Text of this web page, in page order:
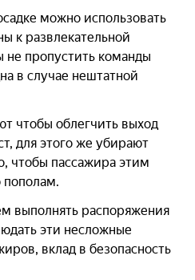
можно использовать
к развлекательной
не пропустить команды
в случае нештатной
чтобы облегчить выход
для этого же убирают
чтобы пассажира этим
пополам.
выполнять распоряжения
эти несложные
вклад в безопасность